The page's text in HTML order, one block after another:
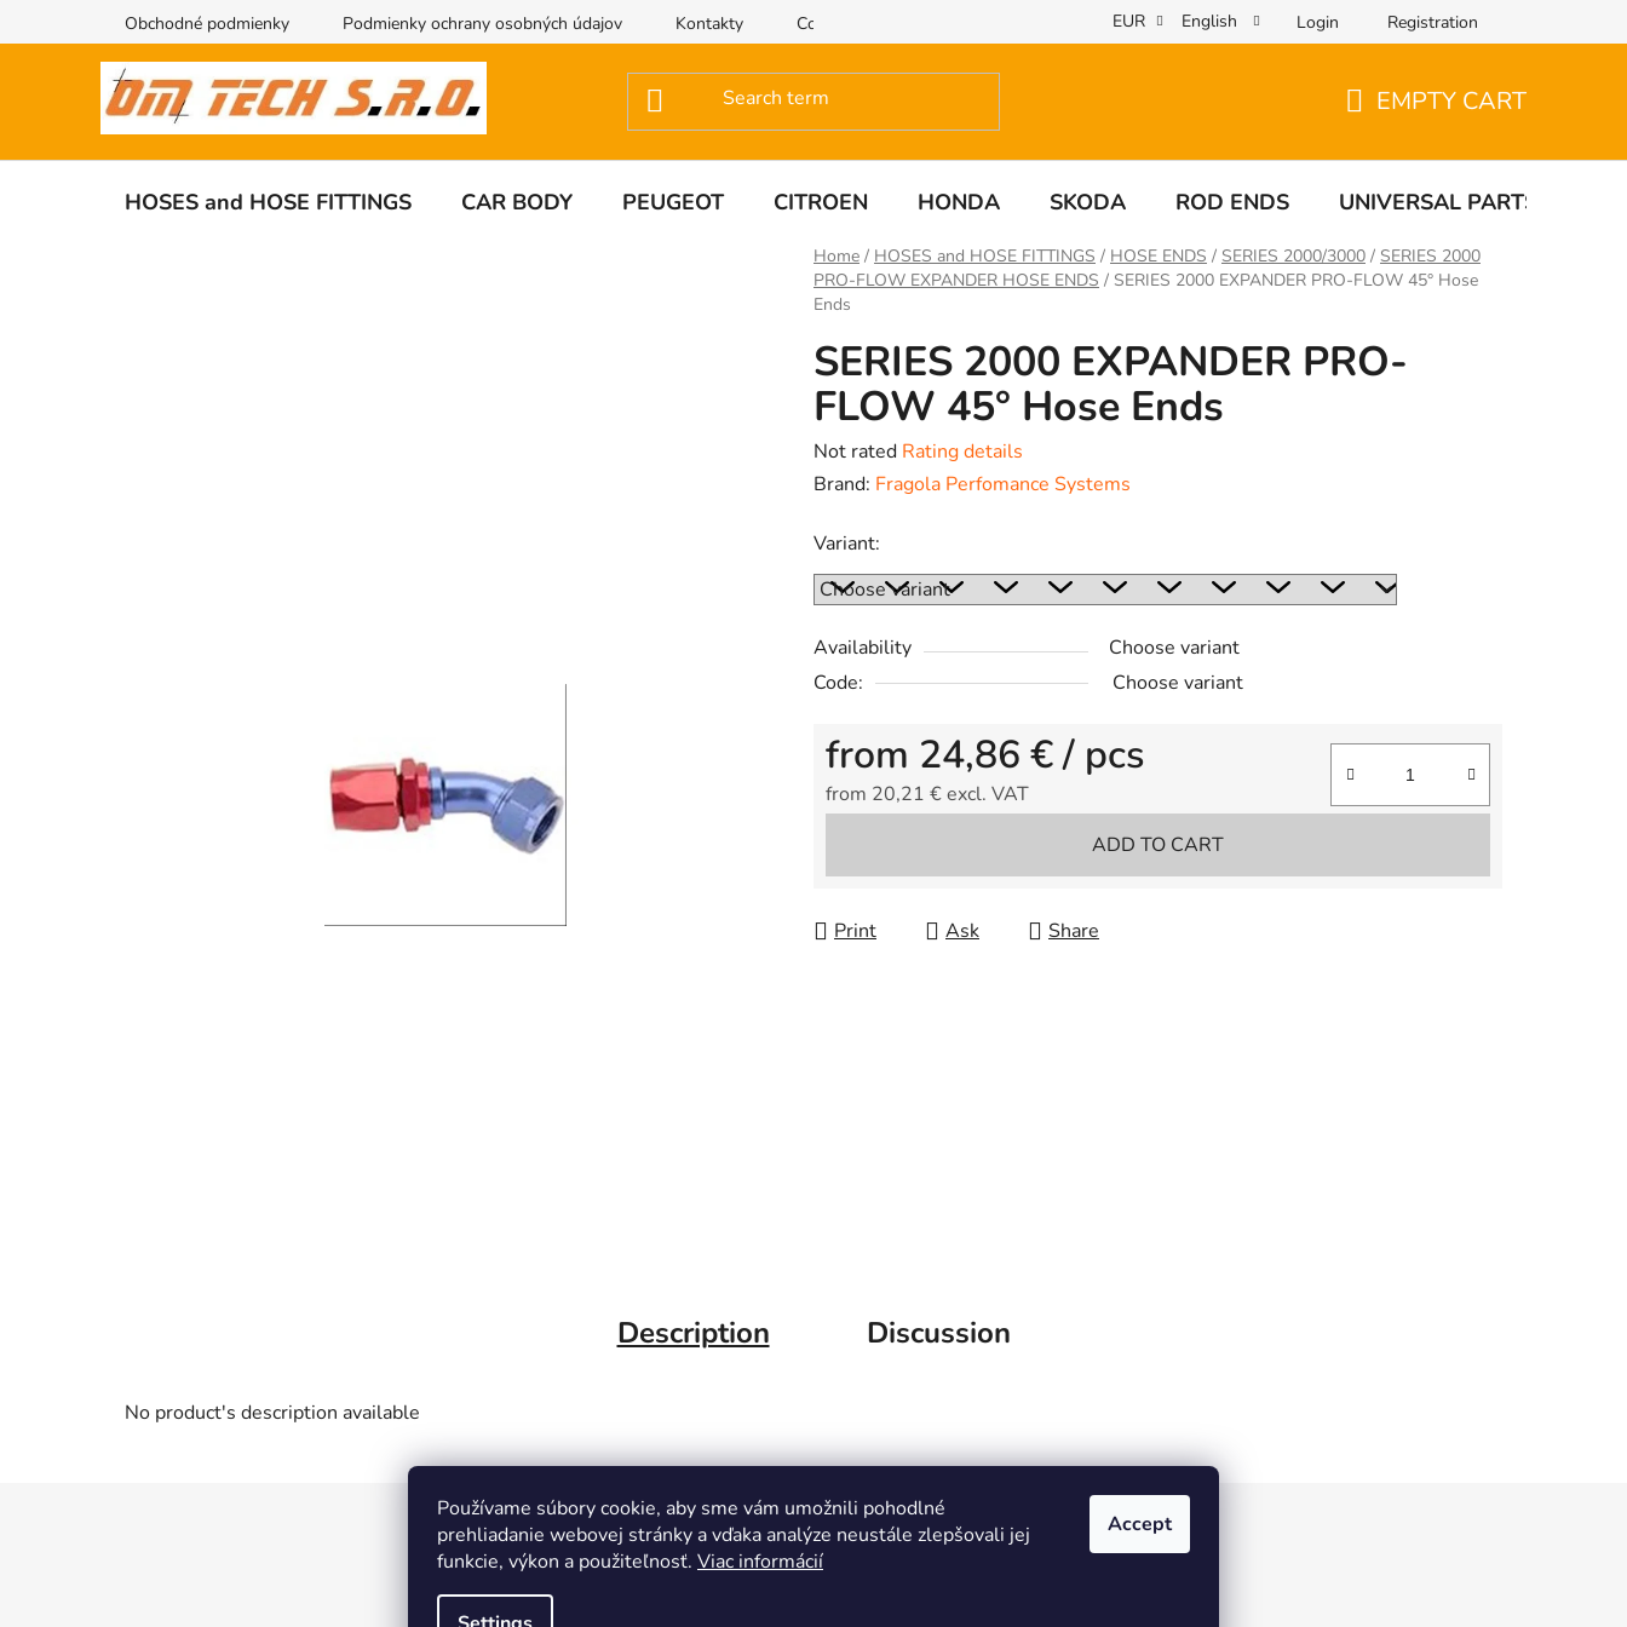
Používame súbory cookie, aby sme vám umožnili pohodlné
prehliadanie webovej stránky a vďaka analýze neustále zlepšovali jej
funkcie, výkon a použiteľnosť. Viac informácií
Accept
to
Obchodné podmienky Podmienky ochrany osobných údajov Kontakty Contact us EUR English Login Registration
CART
EMPTY CART
HOSES and HOSE FITTINGS CAR BODY PEUGEOT CITROEN HONDA SKODA ROD ENDS UNIVERSAL PARTS
Home / HOSES and HOSE FITTINGS / HOSE ENDS / SERIES 2000/3000 / SERIES 2000
PRO-FLOW EXPANDER HOSE ENDS / SERIES 2000 EXPANDER PRO-FLOW 45° Hose
Ends
SERIES 2000 EXPANDER PRO-
FLOW 45° Hose Ends
The
average
rating
is
0,0
out
of
stars.
Not rated Rating details
Brand: Fragola Perfomance Systems
Variant:
Availability
Choose variant
Code:
Choose variant
from 24,86 €/ pcs
from 20,21 €excl. VAT
ADD TO CART
Print Ask Share
Description Discussion
No product's description available